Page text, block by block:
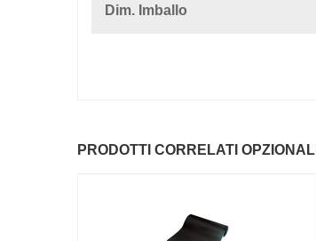
Dim. Imballo
PRODOTTI CORRELATI OPZIONALI